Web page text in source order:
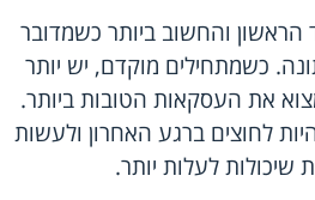
הראשון והחשוב ביותר כשמדובר
כשמתחילים מוקדם, יש יותר
את העסקאות הטובות ביותר.
לחוצים ברגע האחרון ולעשות
שיכולות לעלות יותר.